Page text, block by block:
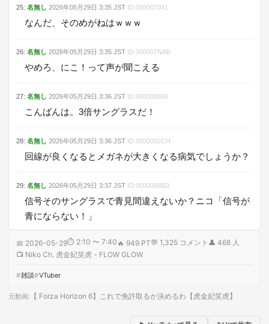
25: 名無し 2026年05月29日 3:35 JST ID:000007041
なんだ、そのめがねはｗｗｗ
26: 名無し 2026年05月29日 3:35 JST ID:000007NAB
やめろ、にこ！って声が聞こえる
27: 名無し 2026年05月29日 3:36 JST ID:000008886
こんばんは。3倍サングラスだ！
28: 名無し 2026年05月29日 3:36 JST ID:0000092CH
回線が良くなるとメガネが大きくなる病気でしょうか？
29: 名無し 2026年05月29日 3:37 JST ID:000009BB3
信号そのサングラスで青見間違えないか？ニコ「信号が
青にならない！」
📅 2026-05-29⏱ 2:10 〜 7:40 🔥 949 PT💬 1,325 コメント 👤 468 人
📺 Niko Ch. 虎金妃笑虎 - FLOW GLOW
雑談 VTuber
元動画: 【 Forza Horizon 6】これで免許取るか決めるわ【虎金妃笑虎】